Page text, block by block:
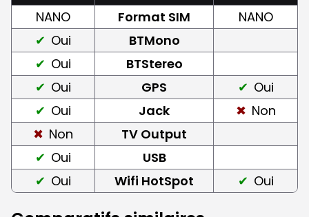
NANO Format SIM
NANO
Oui
BTMono
Oui
BTStereo
Oui
GPS
Oui
Oui
Jack
Non
Non
TV Output
Oui
USB
Oui
Wifi HotSpot Oui